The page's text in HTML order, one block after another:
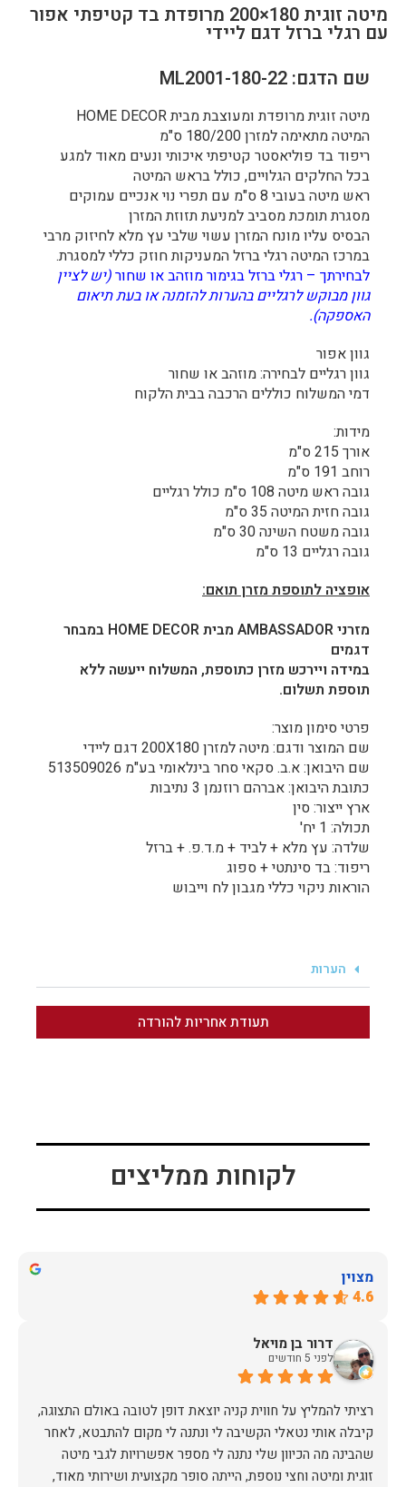
מיטה זוגית 180×200 מרופדת בד קטיפתי אפור
עם רגלי ברזל דגם ליידי
שם הדגם: ML2001-180-22
מיטה זוגית מרופדת ומעוצבת מבית HOME DECOR
המיטה מתאימה למזרן 180/200 ס"מ
ריפוד בד פוליאסטר קטיפתי איכותי ונעים מאוד למגע
בכל החלקים הגלויים, כולל בראש המיטה
ראש מיטה בעובי 8 ס"מ עם תפרי נוי אנכיים עמוקים
מסגרת תומכת מסביב למניעת תזוזת המזרן
הבסיס עליו מונח המזרן עשוי שלבי עץ מלא לחיזוק מרבי
במרכז המיטה רגלי ברזל המעניקות חוזק כללי למסגרת.
לבחירתך – רגלי ברזל בגימור מוזהב או שחור(יש לציין
גוון מבוקש לרגליים בהערות להזמנה או בעת תיאום
האספקה).
גוון אפור
גוון רגליים לבחירה: מוזהב או שחור
דמי המשלוח כוללים הרכבה בבית הלקוח
מידות:
אורך 215 ס"מ
רוחב 191 ס"מ
גובה ראש מיטה 108 ס"מ כולל רגליים
גובה חזית המיטה 35 ס"מ
גובה משטח השינה 30 ס"מ
גובה רגליים 13 ס"מ
אופציה לתוספת מזרן תואם:
מזרני AMBASSADOR מבית HOME DECOR במבחר
דגמים
במידה ויירכש מזרן כתוספת, המשלוח ייעשה ללא
תוספת תשלום.
פרטי סימון מוצר:
שם המוצר ודגם: מיטה למזרן 200X180 דגם ליידי
שם היבואן: א.ב. סקאי סחר בינלאומי בע"מ 513509026
כתובת היבואן: אברהם רוזנמן 3 נתיבות
ארץ ייצור: סין
תכולה: 1 יח'
שלדה: עץ מלא + לביד + מ.ד.פ. + ברזל
ריפוד: בד סינתטי + ספוג
הוראות ניקוי כללי מגבון לח וייבוש
הערות
תעודת אחריות להורדה
לקוחות ממליצים
מצוין
4.6
דרור בן מויאל
לפני 5 חודשים
רציתי להמליץ על חווית קניה יוצאת דופן לטובה באולם התצוגה,
קיבלה אותי נטאלי הקשיבה לי ונתנה לי מקום להתבטא, לאחר
שהבינה מה הכיוון שלי נתנה לי מספר אפשרויות לגבי מיטה
זוגית ומיטה וחצי נוספת, הייתה סופר מקצועית ושירותי מאוד,